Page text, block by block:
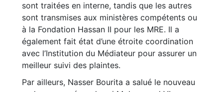
sont traitées en interne, tandis que les autres
sont transmises aux ministères compétents ou
à la Fondation Hassan II pour les MRE. Il a
également fait état d’une étroite coordination
avec l’Institution du Médiateur pour assurer un
meilleur suivi des plaintes.
Par ailleurs, Nasser Bourita a salué le nouveau